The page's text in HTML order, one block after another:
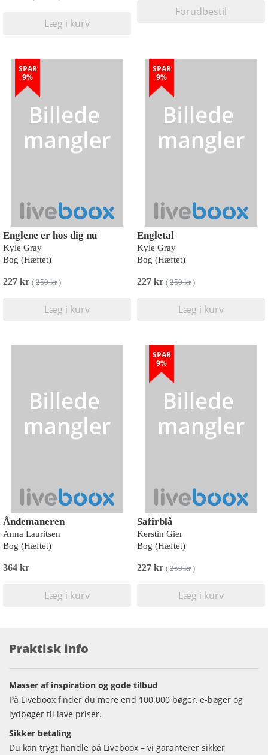
Læg i kurv
Forudbestil
SPAR
9%
Englene er hos dig nu
Kyle Gray
Bog (Hæftet)
227 kr ( 250 kr)
Læg i kurv
SPAR
9%
Engletal
Kyle Gray
Bog (Hæftet)
227 kr ( 250 kr)
Læg i kurv
Åndemaneren
Anna Lauritsen
Bog (Hæftet)
364 kr
Læg i kurv
SPAR
9%
Safirblå
Kerstin Gier
Bog (Hæftet)
227 kr ( 250 kr)
Læg i kurv
Praktisk info
Masser af inspiration og gode tilbud
På Liveboox finder du mere end 100.000 bøger, e-bøger og
lydbøger til lave priser.
Sikker betaling
Du kan trygt handle på Liveboox – vi garanterer sikker